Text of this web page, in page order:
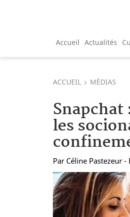
Accueil Actualités
ACCUEIL MÉDIAS
les
Par Céline Pastezeur -